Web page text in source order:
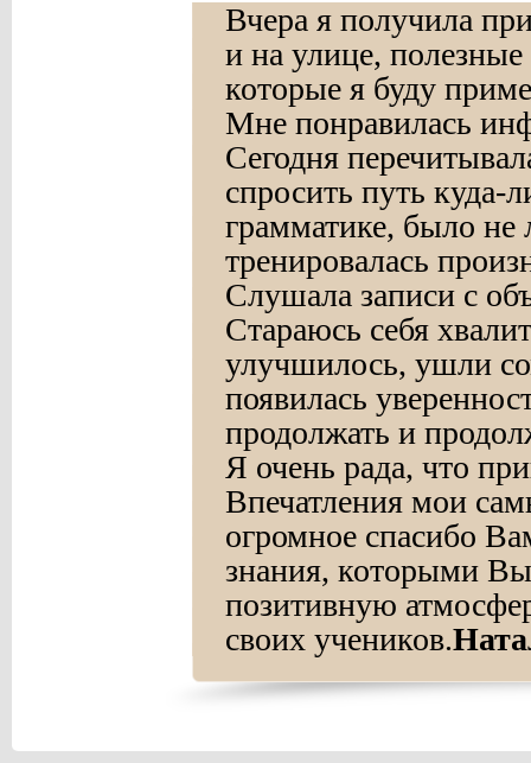
Вчера я получила
и на улице,
которые я буду
Мне понравилась
Сегодня
спросить путь куда-
грамматике, было не
тренировалась
Слушала записи с
Стараюсь себя
улучшилось, ушли
появилась
продолжать и
Я очень рада, что
Впечатления мои
огромное спасибо
знания, которыми
позитивную
своих учеников.